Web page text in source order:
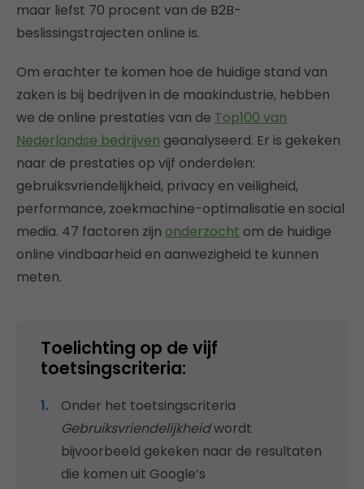
maar liefst 70 procent van de B2B-
beslissingstrajecten online is.
Om erachter te komen hoe de huidige stand van
zaken is bij bedrijven in de maakindustrie, hebben
we de online prestaties van de Top100 van
Nederlandse bedrijven geanalyseerd. Er is gekeken
naar de prestaties op vijf onderdelen:
gebruiksvriendelijkheid, privacy en veiligheid,
performance, zoekmachine-optimalisatie en social
media. 47 factoren zijn onderzocht om de huidige
online vindbaarheid en aanwezigheid te kunnen
meten.
Toelichting op de vijf
toetsingscriteria:
Onder het toetsingscriteria
Gebruiksvriendelijkheidwordt
bijvoorbeeld gekeken naar de resultaten
die komen uit Google’s